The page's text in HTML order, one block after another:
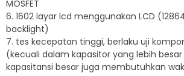
MOSFET
6. 1602 layar lcd menggunakan LCD
backlight)
7. tes kecepatan tinggi, berlaku uji
(kecuali dalam kapasitor yang lebih
kapasitansi besar juga membutuhkan